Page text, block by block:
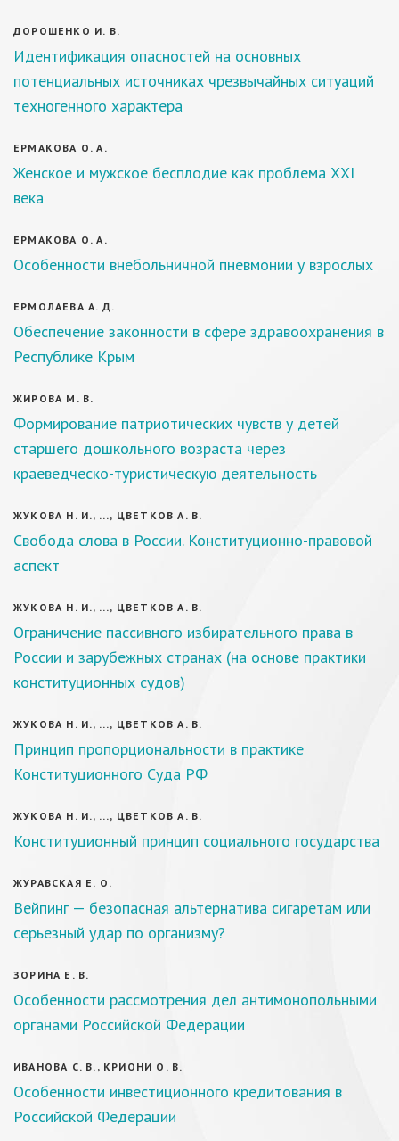
ДОРОШЕНКО И. В.
Идентификация опасностей на основных
потенциальных источниках чрезвычайных ситуаций
техногенного характера
ЕРМАКОВА О. А.
Женское и мужское бесплодие как проблема ХХI
века
ЕРМАКОВА О. А.
Особенности внебольничной пневмонии у взрослых
ЕРМОЛАЕВА А. Д.
Обеспечение законности в сфере здравоохранения в
Республике Крым
ЖИРОВА М. В.
Формирование патриотических чувств у детей
старшего дошкольного возраста через
краеведческо-туристическую деятельность
ЖУКОВА Н. И., ..., ЦВЕТКОВ А. В.
Свобода слова в России. Конституционно-правовой
аспект
ЖУКОВА Н. И., ..., ЦВЕТКОВ А. В.
Ограничение пассивного избирательного права в
России и зарубежных странах (на основе практики
конституционных судов)
ЖУКОВА Н. И., ..., ЦВЕТКОВ А. В.
Принцип пропорциональности в практике
Конституционного Суда РФ
ЖУКОВА Н. И., ..., ЦВЕТКОВ А. В.
Конституционный принцип социального государства
ЖУРАВСКАЯ Е. О.
Вейпинг — безопасная альтернатива сигаретам или
серьезный удар по организму?
ЗОРИНА Е. В.
Особенности рассмотрения дел антимонопольными
органами Российской Федерации
ИВАНОВА С. В., КРИОНИ О. В.
Особенности инвестиционного кредитования в
Российской Федерации